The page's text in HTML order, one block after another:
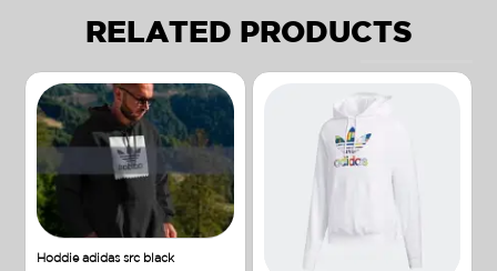
RELATED PRODUCTS
Hoddie adidas src black